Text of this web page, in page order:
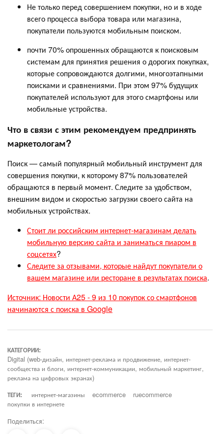
Не только перед совершением покупки, но и в ходе
всего процесса выбора товара или магазина,
покупатели пользуются мобильным поиском.
почти 70% опрошенных обращаются к поисковым
системам для принятия решения о дорогих покупках,
которые сопровождаются долгими, многоэтапными
поисками и сравнениями. При этом 97% будущих
покупателей используют для этого смартфоны или
мобильные устройства.
Что в связи с этим рекомендуем предпринять
маркетологам?
Поиск — самый популярный мобильный инструмент для
совершения покупки, к которому 87% пользователей
обращаются в первый момент. Следите за удобством,
внешним видом и скоростью загрузки своего сайта на
мобильных устройствах.
Стоит ли российским интернет-магазинам делать
мобильную версию сайта и заниматься пиаром в
соцсетях?
Следите за отзывами, которые найдут покупатели о
вашем магазине или ресторане в результатах поиска.
Источник: Новости А25 - 9 из 10 покупок со смартфонов
начинаются с поиска в Google
КАТЕГОРИИ:
Digital (web-дизайн, интернет-реклама и продвижение, интернет-
сообщества и блоги, интернет-коммуникации, мобильный маркетинг,
реклама на цифровых экранах)
ТЕГИ:
интернет-магазины ecommerce
ruecommerce
покупки в интернете
Поделиться: